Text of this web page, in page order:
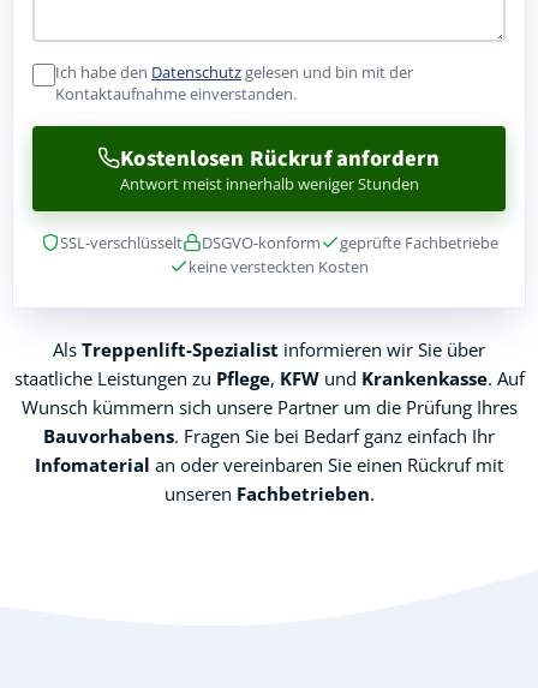
Ich habe den Datenschutzgelesen und bin mit der
Kontaktaufnahme einverstanden.
Kostenlosen Rückruf anfordern
Antwort meist innerhalb weniger Stunden
SSL-verschlüsselt DSGVO-konform
geprüfte Fachbetriebe
keine versteckten Kosten
Als Treppenlift-Spezialist informieren wir Sie über
staatliche Leistungen zu Pflege, KFWund Krankenkasse. Auf
Wunsch kümmern sich unsere Partner um die Prüfung Ihres
Bauvorhabens. Fragen Sie bei Bedarf ganz einfach Ihr
Infomaterial an oder vereinbaren Sie einen Rückruf mit
unseren Fachbetrieben.